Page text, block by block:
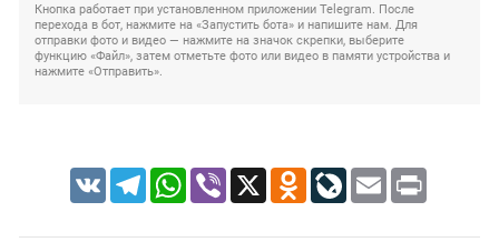
Кнопка работает при установленном приложении Telegram. После
перехода в бот, нажмите на «Запустить бота» и напишите нам. Для
отправки фото и видео — нажмите на значок скрепки, выберите
функцию «Файл», затем отметьте фото или видео в памяти устройства и
нажмите «Отправить».
VK TelegramWhatsApp
Viber X Odnoklassniki
LiveJournal
Email Print